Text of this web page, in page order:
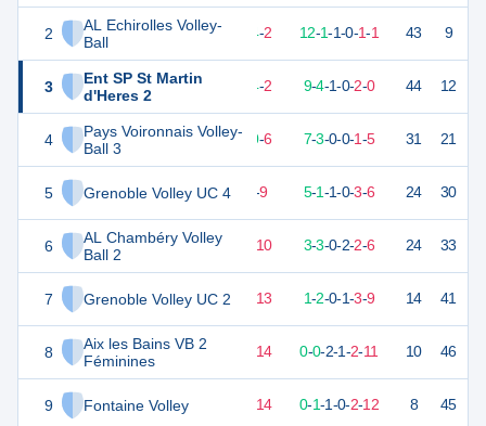
2
AL Echirolles Volley-
Ball
3
Ent SP St Martin
d'Heres 2
4
Pays Voironnais Volley-
Ball 3
5 Grenoble Volley UC 4
6
AL Chambéry Volley
Ball 2
7 Grenoble Volley UC 2
8
Aix les Bains VB 2
Féminines
9 Fontaine Volley
41 16 14-2 12-1-1-0-1-1 43 9
41 14-2 9-4-1-0-2-0 44 12
30 16 10-6 7-3-0-0-1-5 31 21
20 16 -9 5-1-1-0-3-6 24 30
20 16 10 3-3-0-2-2-6 24 33
10 16 13 1-2-0-1-3-9 14 41
5 14 0-0-2-1-2-11 10 46
5 14 0-1-1-0-2-12 8 45